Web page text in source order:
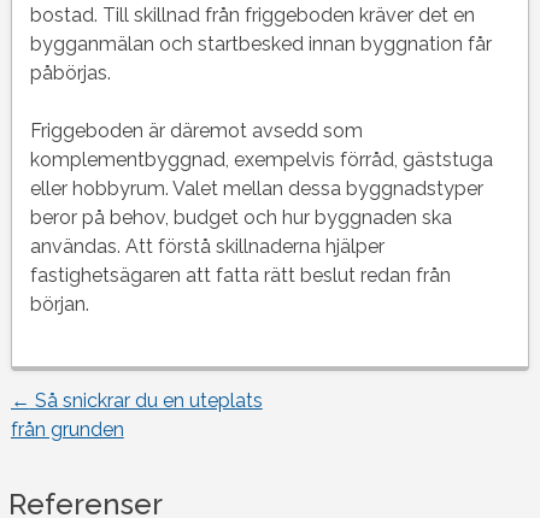
bostad. Till skillnad från friggeboden kräver det en
bygganmälan och startbesked innan byggnation får
påbörjas.
Friggeboden är däremot avsedd som
komplementbyggnad, exempelvis förråd, gäststuga
eller hobbyrum. Valet mellan dessa byggnadstyper
beror på behov, budget och hur byggnaden ska
användas. Att förstå skillnaderna hjälper
fastighetsägaren att fatta rätt beslut redan från
början.
Inläggsnavigering
← Så snickrar du en uteplats
från grunden
Referenser